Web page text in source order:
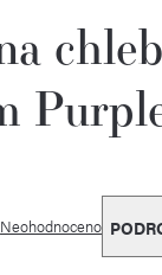
Neohodnoceno